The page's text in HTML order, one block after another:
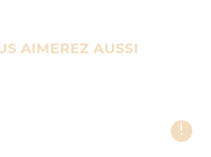
AIMEREZ AUSSI
!